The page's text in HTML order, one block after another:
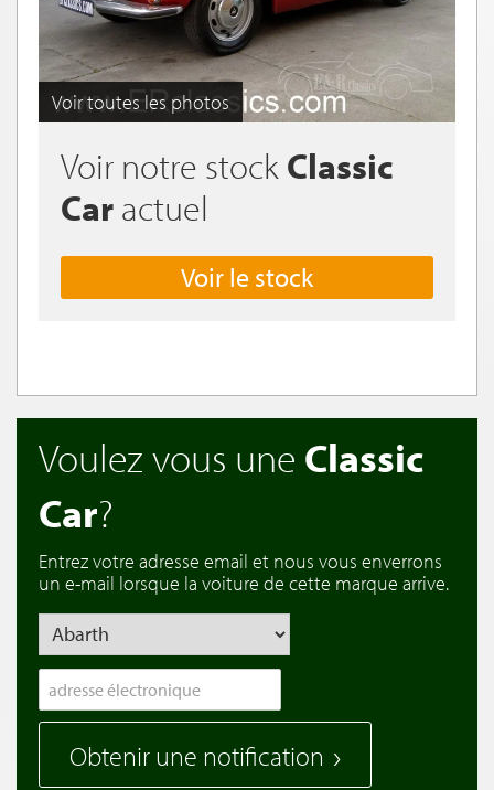
Voir toutes les photos
Voir notre stock Classic
Car actuel
Voir le stock
Voulez vous une Classic
Car?
Entrez votre adresse email et nous vous enverrons
un e-mail lorsque la voiture de cette marque arrive.
Obtenir une notification